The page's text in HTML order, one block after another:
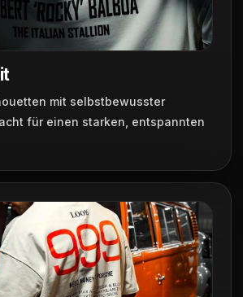
mit selbstbewusster
für einen starken, entspannten